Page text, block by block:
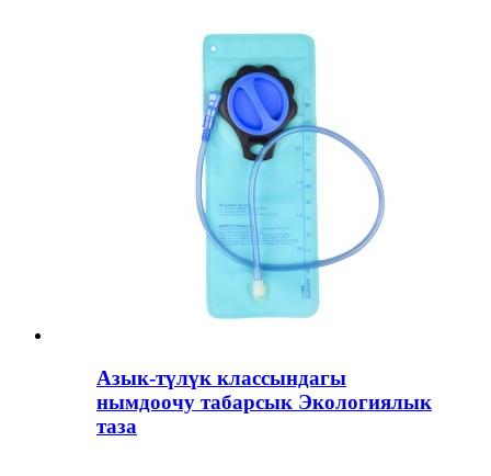
Азык-түлүк классындагы
нымдоочу табарсык Экологиялык
таза